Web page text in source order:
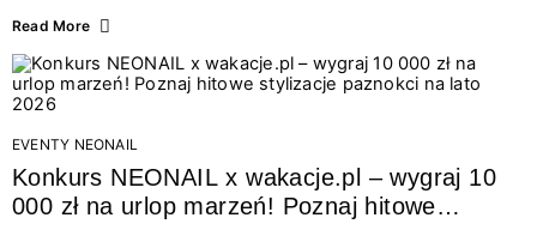
świata beauty i oszałamiających deserów to coś więcej niż
zmysłami: przez soczysty kolor, aksamitną teksturę,
orzeźwiający zapach i słodki akcent na podniebieniu. Tego lata
NEONAIL łączy siły z marką Willisch, tworząc unikalny projekt
na styku jedzenia i piękna....
Read More
EVENTY NEONAIL
Konkurs NEONAIL x wakacje.pl – wygraj 10
000 zł na urlop marzeń! Poznaj hitowe